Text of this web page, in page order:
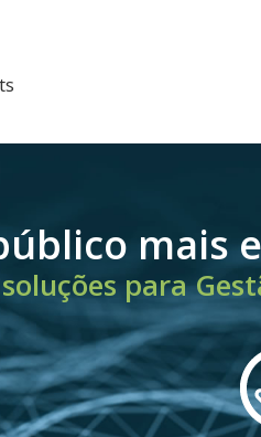
mais
para